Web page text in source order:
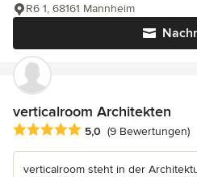
R6 1, 68161 Mannheim
verticalroom Architekten
Durchschnittliche Bewertung: 5
5,0 (9 Bewertungen)
verticalroom steht in der